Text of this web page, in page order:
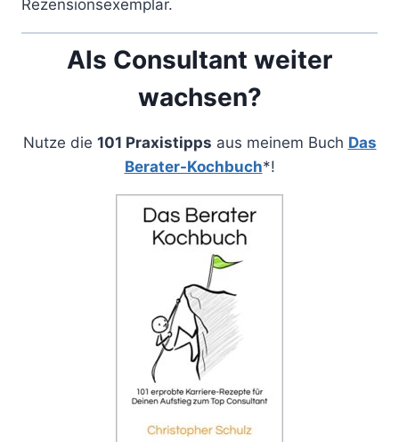
Rezensionsexemplar.
Als Consultant weiter
wachsen?
Nutze die 101 Praxistipps aus meinem Buch Das
Berater-Kochbuch*!